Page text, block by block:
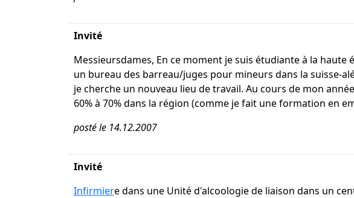
Invité
Messieursdames, En ce moment je suis étudiante à la
un bureau des barreau/juges pour mineurs dans la suisse-
je cherche un nouveau lieu de travail. Au cours de mon
60% à 70% dans la région (comme je fait une formation en
posté le 14.12.2007
Invité
Infirmiere dans une Unité d'alcoologie de liaison dans un